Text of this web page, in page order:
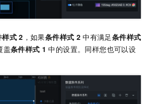
样式 2 ，如果条件样式 2 中有满足条件样式
盖条件样式 1 中的设置。同样您也可以设